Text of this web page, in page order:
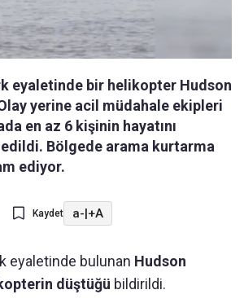
eyaletinde bir helikopter Hudson
yerine acil müdahale ekipleri
en az 6 kişinin hayatını
Bölgede arama kurtarma
ediyor.
Kaydet a-|+A
eyaletinde bulunan Hudson
düştüğü bildirildi.